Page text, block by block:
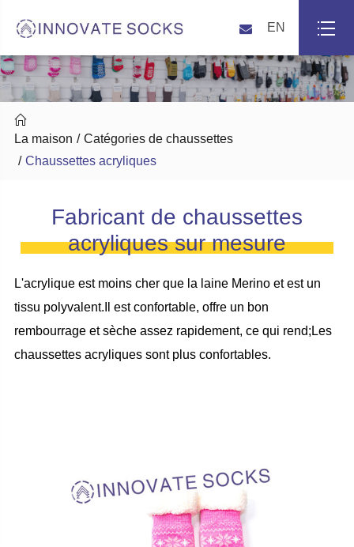
EN

La maison
Catégories de chaussettes
Chaussettes acryliques
Fabricant de chaussettes
acryliques sur mesure
L'acrylique est moins cher que la laine Merino et est un
tissu polyvalent.Il est confortable, offre un bon
rembourrage et sèche assez rapidement, ce qui rend;Les
chaussettes acryliques sont plus confortables.